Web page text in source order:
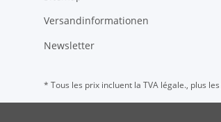
Versandinformationen
Newsletter
* Tous les prix incluent la TVA légale., plus les